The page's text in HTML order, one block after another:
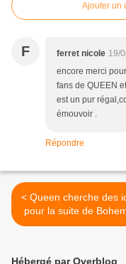
Ajouter un
F ferret nicole 19/
encore merci
fans de QUEEN
est un pur
émouvoir .
Répondre
< Queen cherche des idées
pour la suite de
Rhapsody
Hébergé par Overblog